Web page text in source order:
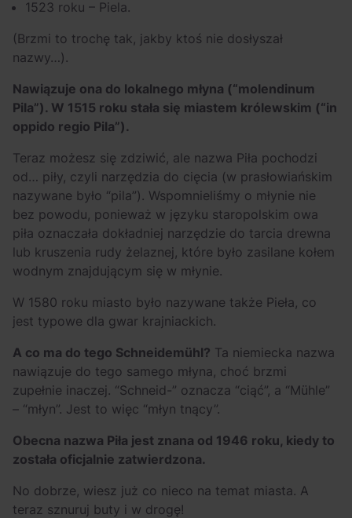
1523 roku – Piela.
(Brzmi to trochę tak, jakby ktoś nie dosłyszał
nazwy…).
Nawiązuje ona do lokalnego młyna (“molendinum
Pila”). W 1515 roku stała się miastem królewskim (“in
oppido regio Pila”).
Teraz możesz się zdziwić, ale nazwa Piła pochodzi
od… piły, czyli narzędzia do cięcia (w prasłowiańskim
nazywane było “pila”). Wspomnieliśmy o młynie nie
bez powodu, ponieważ w języku staropolskim owa
piła oznaczała dokładniej narzędzie do tarcia drewna
lub kruszenia rudy żelaznej, które było zasilane kołem
wodnym znajdującym się w młynie.
W 1580 roku miasto było nazywane także Pieła, co
jest typowe dla gwar krajniackich.
A co ma do tego Schneidemühl? Ta niemiecka nazwa
nawiązuje do tego samego młyna, choć brzmi
zupełnie inaczej. “Schneid-” oznacza “ciąć”, a “Mühle”
– “młyn”. Jest to więc “młyn tnący”.
Obecna nazwa Piła jest znana od 1946 roku, kiedy to
została oficjalnie zatwierdzona.
No dobrze, wiesz już co nieco na temat miasta. A
teraz sznuruj buty i w drogę!